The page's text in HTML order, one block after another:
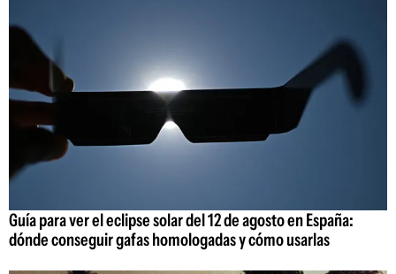
Guía para ver el eclipse solar del 12 de agosto en España:
dónde conseguir gafas homologadas y cómo usarlas